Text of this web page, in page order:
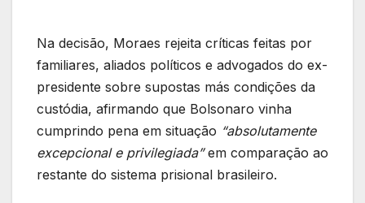
Na decisão, Moraes rejeita críticas feitas por
familiares, aliados políticos e advogados do ex-
presidente sobre supostas más condições da
custódia, afirmando que Bolsonaro vinha
cumprindo pena em situação “absolutamente
excepcional e privilegiada”em comparação ao
restante do sistema prisional brasileiro.